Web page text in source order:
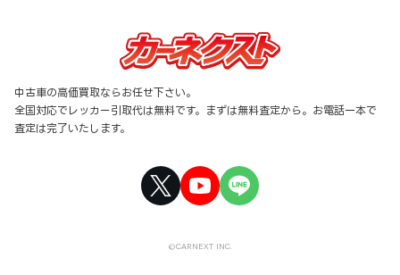
中古車の高価買取ならお任せ下さい。
全国対応でレッカー引取代は無料です。まずは無料査定から。お電話一本で
査定は完了いたします。
©CARNEXT INC.